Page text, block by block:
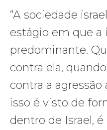
“A sociedade
estágio em que a
predominante.
contra ela,
contra a
isso é visto de
dentro de Israel,